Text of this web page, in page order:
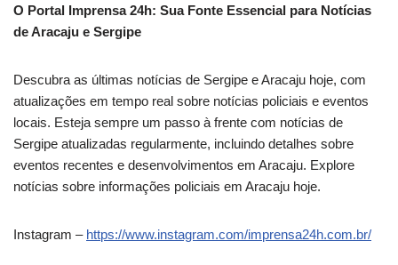
O Portal Imprensa 24h: Sua Fonte Essencial para Notícias
de Aracaju e Sergipe
Descubra as últimas notícias de Sergipe e Aracaju hoje, com
atualizações em tempo real sobre notícias policiais e eventos
locais. Esteja sempre um passo à frente com notícias de
Sergipe atualizadas regularmente, incluindo detalhes sobre
eventos recentes e desenvolvimentos em Aracaju. Explore
notícias sobre informações policiais em Aracaju hoje.
Instagram – https://www.instagram.com/imprensa24h.com.br/